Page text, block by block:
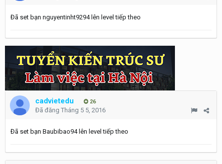
Đã set bạn nguyentinht9294 lên level tiếp theo
cadvietedu 26
Đã đăng Tháng 5 5, 2016
Đã set bạn Baubibao94 lên level tiếp theo